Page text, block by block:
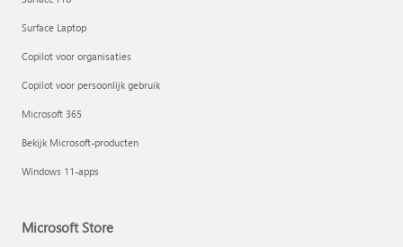
Surface Laptop
Copilot voor organisaties
Copilot voor persoonlijk gebruik
Microsoft 365
Bekijk Microsoft-producten
Windows 11-apps
Microsoft Store